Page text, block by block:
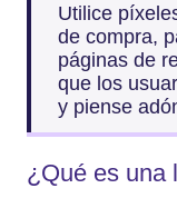
Utilice
de compra,
páginas de
que los
y piense
¿Qué es una